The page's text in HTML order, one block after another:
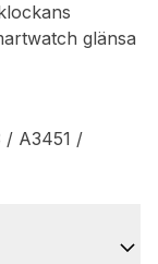
glänsa
/ A3451 /